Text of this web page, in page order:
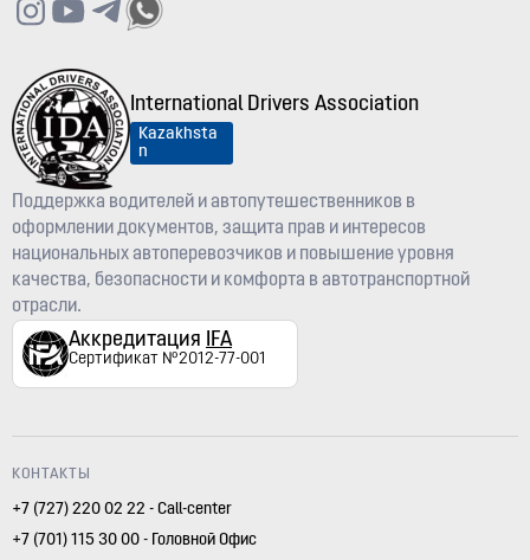
International Drivers Association
Kazakhsta
n
Поддержка водителей и автопутешественников в
оформлении документов, защита прав и интересов
национальных автоперевозчиков и повышение уровня
качества, безопасности и комфорта в автотранспортной
отрасли.
Аккредитация IFA
Сертификат №2012-77-001
КОНТАКТЫ
+7 (727) 220 02 22 - Call-center
+7 (701) 115 30 00 - Головной Офис